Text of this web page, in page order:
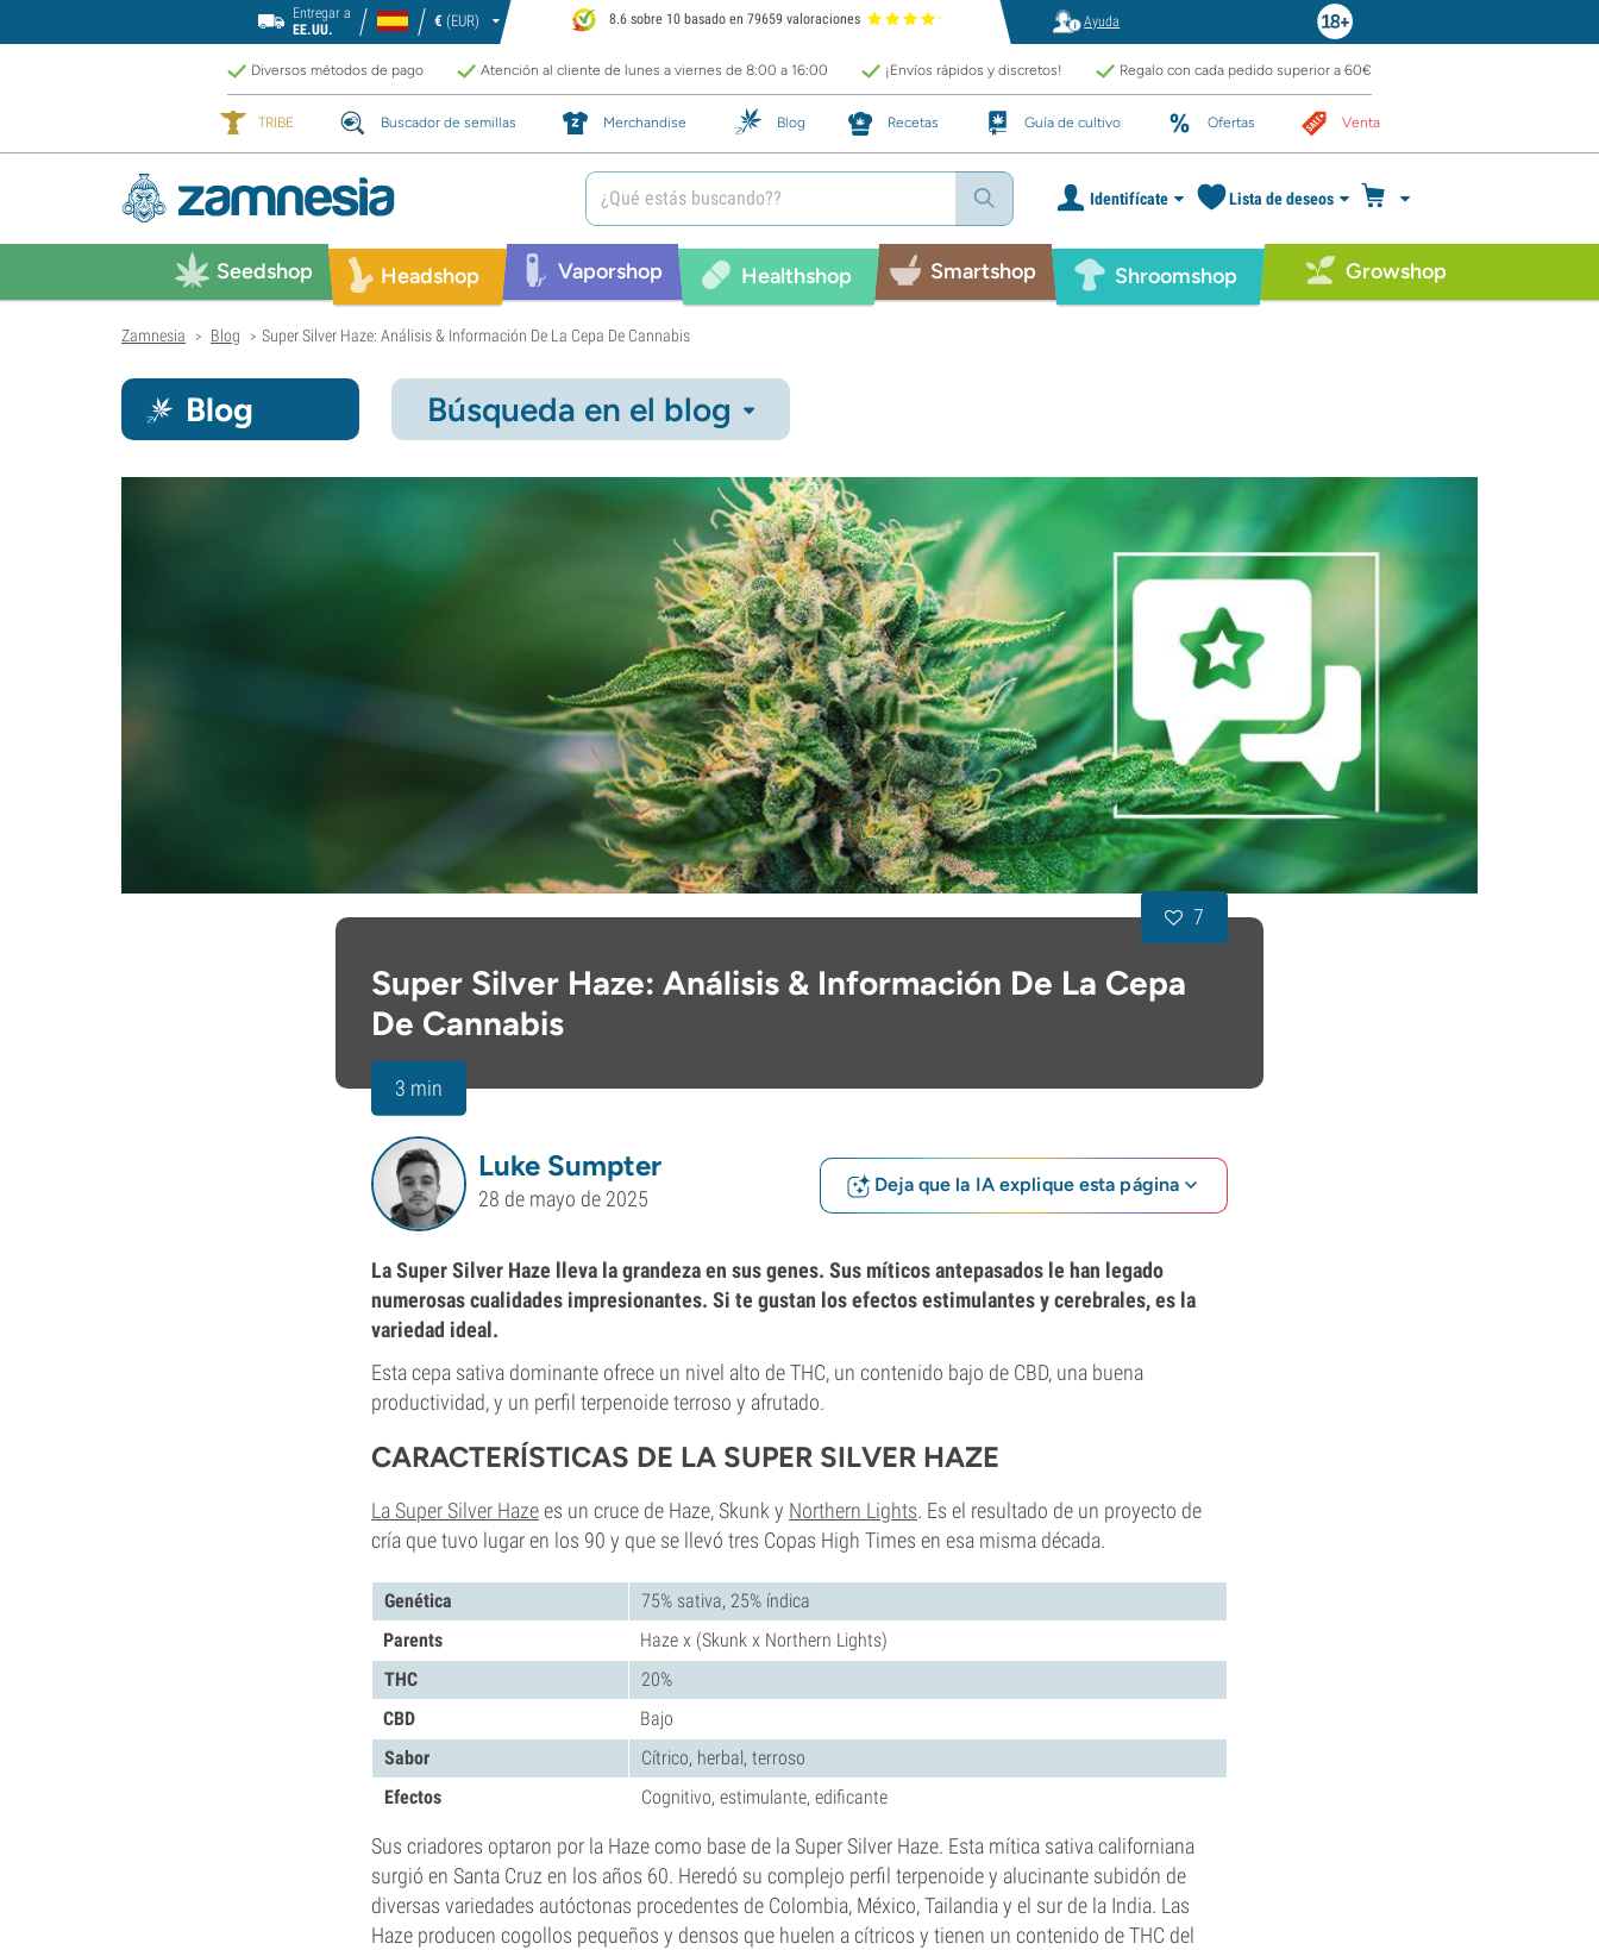
Entregar a
EE.UU.
€ (EUR) 8.6 sobre 10 basado en 79659 valoraciones Ayuda
Diversos métodos de pago Atención al cliente de lunes a viernes de 8:00 a 16:00 ¡Envíos rápidos y discretos! Regalo con cada pedido superior a 60€
TRIBE Buscador de semillas Merchandise Blog Recetas Guía de cultivo Ofertas Venta
Identifícate Lista de deseos
Seedshop Headshop Vaporshop Healthshop Smartshop Shroomshop Growshop
Zamnesia > Blog > Super Silver Haze: Análisis & Información De La Cepa De Cannabis
Blog Búsqueda en el blog
Super Silver Haze: Análisis & Información De La Cepa
De Cannabis
3 min
7
Luke Sumpter
28 de mayo de 2025
Deja que la IA explique esta página
La Super Silver Haze lleva la grandeza en sus genes. Sus míticos antepasados le han legado
numerosas cualidades impresionantes. Si te gustan los efectos estimulantes y cerebrales, es la
variedad ideal.
Esta cepa sativa dominante ofrece un nivel alto de THC, un contenido bajo de CBD, una buena
productividad, y un perfil terpenoide terroso y afrutado.
CARACTERÍSTICAS DE LA SUPER SILVER HAZE
La Super Silver Hazees un cruce de Haze, Skunk y Northern Lights. Es el resultado de un proyecto de
cría que tuvo lugar en los 90 y que se llevó tres Copas High Times en esa misma década.
Genética
75% sativa, 25% índica
Parents
Haze x (Skunk x Northern Lights)
THC
20%
CBD
Bajo
Sabor
Cítrico, herbal, terroso
Efectos
Cognitivo, estimulante, edificante
Sus criadores optaron por la Haze como base de la Super Silver Haze. Esta mítica sativa californiana
surgió en Santa Cruz en los años 60. Heredó su complejo perfil terpenoide y alucinante subidón de
diversas variedades autóctonas procedentes de Colombia, México, Tailandia y el sur de la India. Las
Haze producen cogollos pequeños y densos que huelen a cítricos y tienen un contenido de THC del